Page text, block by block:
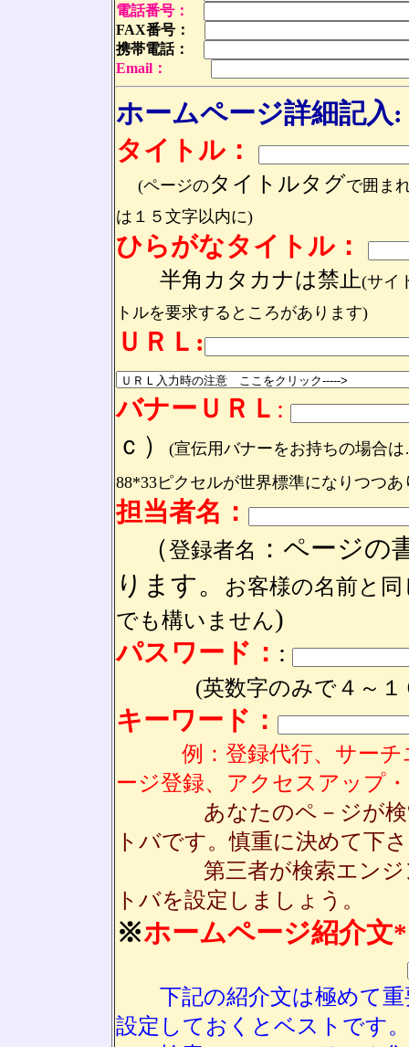
電話番号：
FAX番号 ：
携帯電話：
Email：
ホームページ詳細記入:
タイトル：
(ページのタイトルタグで囲ま
は１５文字以内に)
ひらがなタイトル：
半角カタカナは禁止(サイ
トルを要求するところがあります)
ＵＲＬ:
バナーＵＲＬ :
ｃ）
(宣伝用バナーをお持ちの場合
88*33ピクセルが世界標準になりつつあ
担当者名：
（登録者名 ： ページの
ります。
お客様の名前と同
でも構いません)
パスワード： :
(英数字のみで４～
キーワード：
例：登録代行、サーチエ
ージ登録、アクセスアップ
あなたのペ－ジが検索
トバです。慎重に決めて下
第三者が検索エンジン
トバを設定しましょう。
※ホームページ紹介文
下記の紹介文は極めて重
設定しておくとベストです。